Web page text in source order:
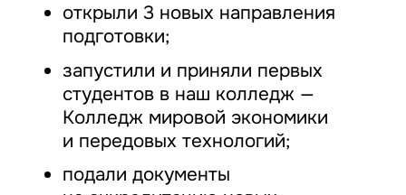
открыли 3 новых направления
подготовки;
запустили и приняли первых
студентов в наш колледж —
Колледж мировой экономики
и передовых технологий;
подали документы